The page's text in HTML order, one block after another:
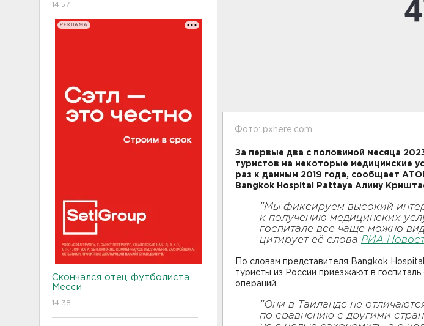
14:57
РЕКЛАМА
Скончался отец футболиста
Месси
14:38
Фото: pxhere.com
За первые два с половиной месяца
туристов на некоторые медицинские
раз к данным 2019 года, сообщает
Bangkok Hospital Pattaya Алину
"Мы фиксируем высокий
к получению медицинских
госпитале все чаще можно
цитирует её слова РИА
По словам представителя Bangkok
туристы из России приезжают в
операций.
"Они в Таиланде не
по сравнению с другими